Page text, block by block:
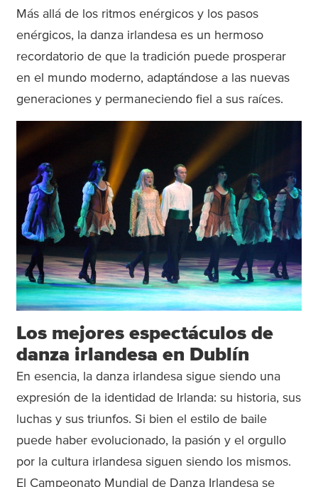
Más allá de los ritmos enérgicos y los pasos
enérgicos, la danza irlandesa es un hermoso
recordatorio de que la tradición puede prosperar
en el mundo moderno, adaptándose a las nuevas
generaciones y permaneciendo fiel a sus raíces.
Los mejores espectáculos de
danza irlandesa en Dublín
En esencia, la danza irlandesa sigue siendo una
expresión de la identidad de Irlanda: su historia, sus
luchas y sus triunfos. Si bien el estilo de baile
puede haber evolucionado, la pasión y el orgullo
por la cultura irlandesa siguen siendo los mismos.
El Campeonato Mundial de Danza Irlandesa se